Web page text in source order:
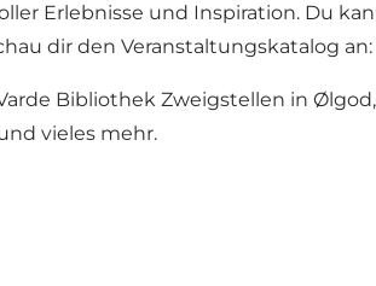
Erlebnisse und Inspiration. Du
dir den Veranstaltungskatalog
Bibliothek Zweigstellen in
vieles mehr.